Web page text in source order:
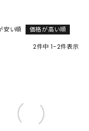
安い順 価格が高い順
2件中 1-2件表示